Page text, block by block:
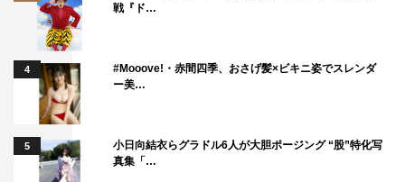
戦『ド…
4
#Mooove!・赤間四季、おさげ髪×ビキニ姿でスレンダ
ー美…
5
小日向結衣らグラドル6人が大胆ポージング “股”特化写
真集「…